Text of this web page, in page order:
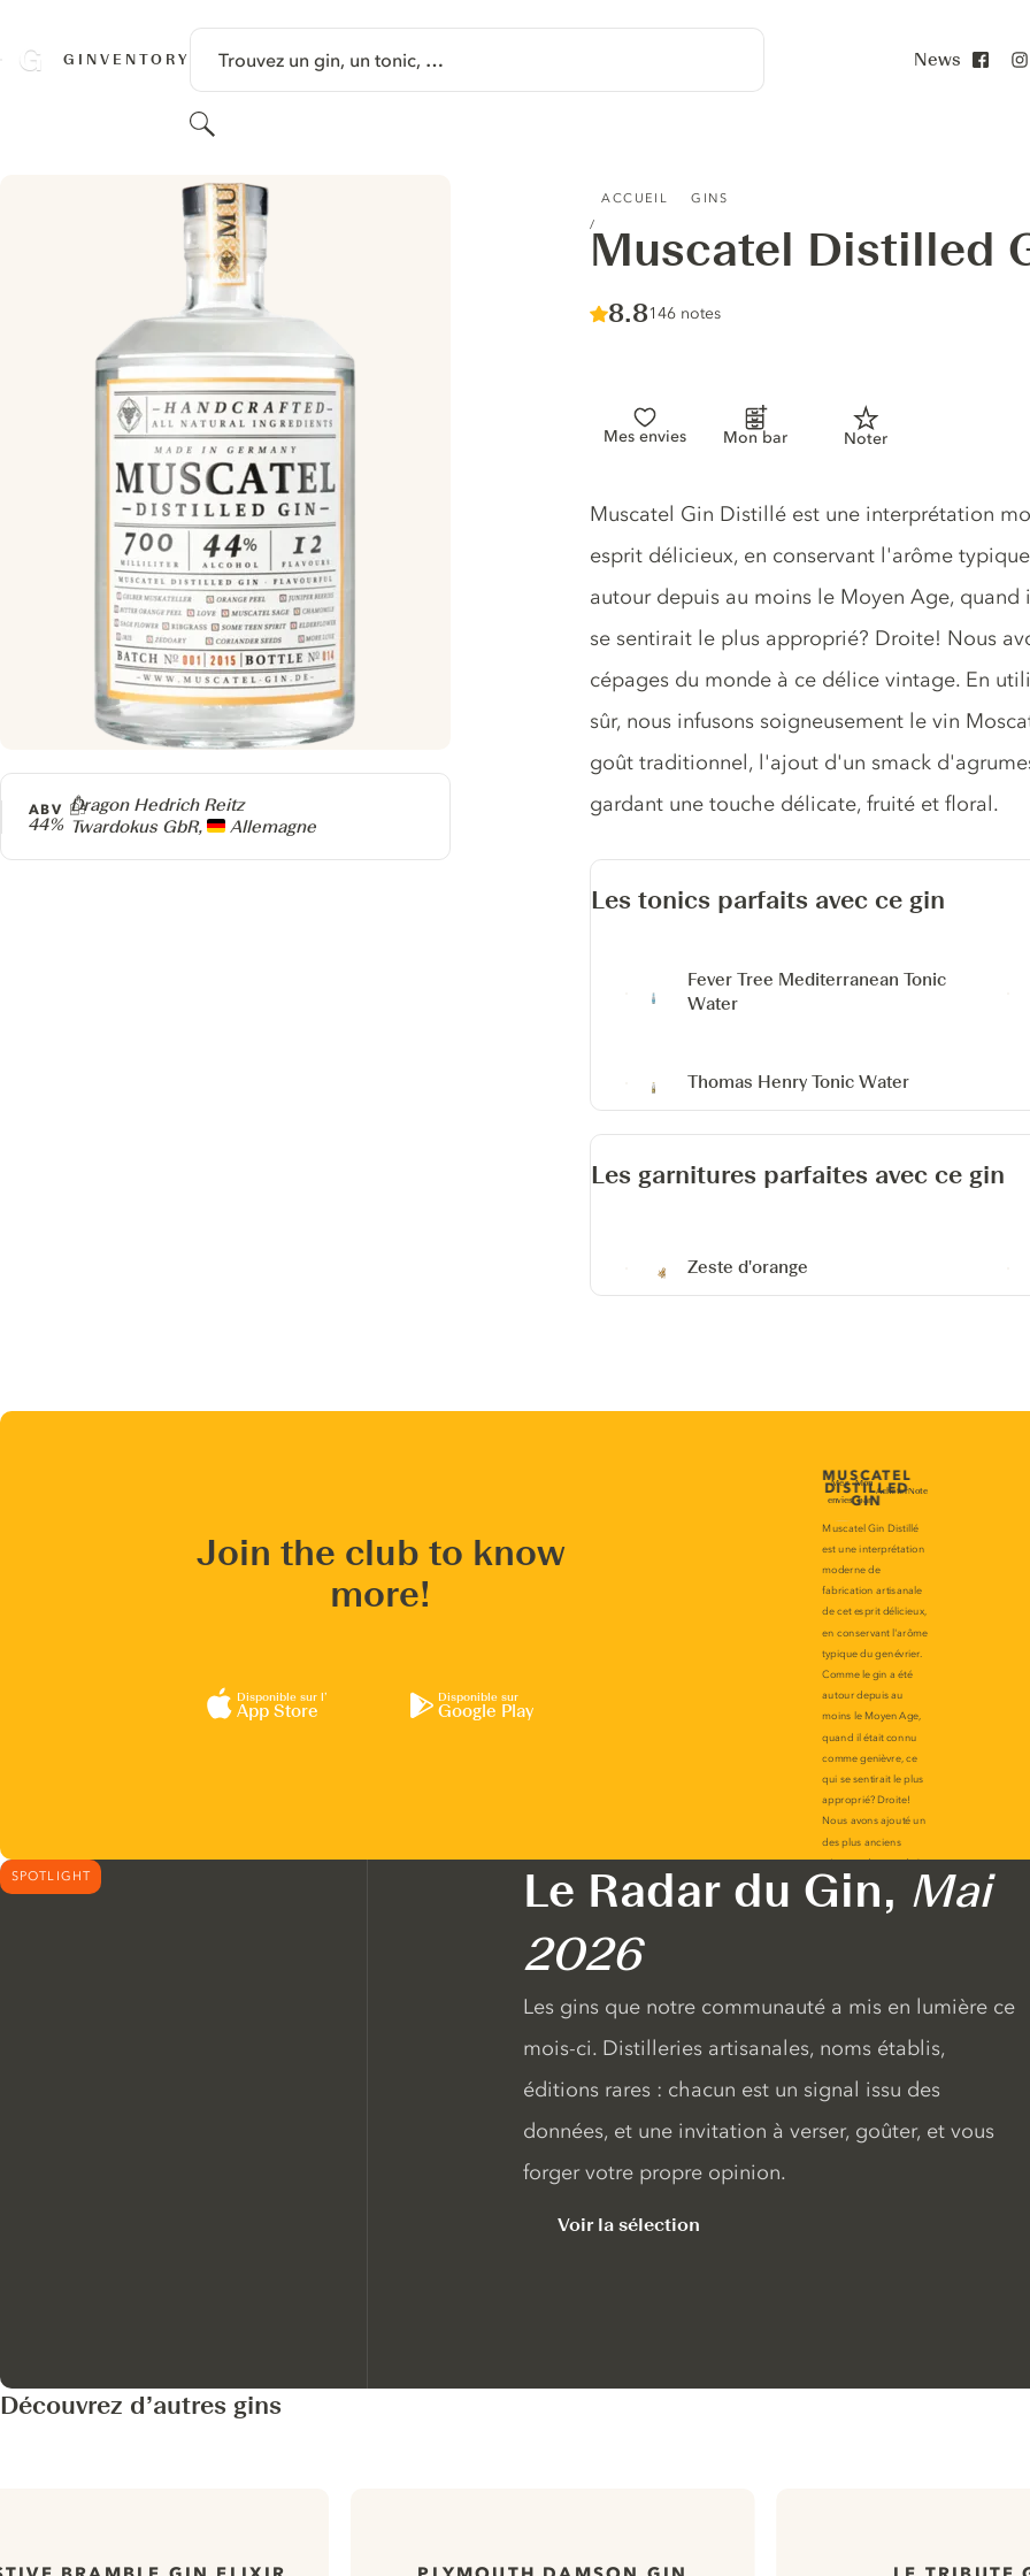
GINVENTORY Trouvez un gin, un tonic, …
Rechercher
News
ACCUEIL GINS
Muscatel Distilled
Score :
8.8/ 10
146 notes
Mes envies Mon bar Noter
Producteur
Dragon Hedrich Reitz
Twardokus GbR,
Allemagne
ABV
44%
Description du gin
Muscatel Gin Distillé est une interprétation
esprit délicieux, en conservant l'arôme
autour depuis au moins le Moyen Age,
se sentirait le plus approprié? Droite! Nous
cépages du monde à ce délice vintage. En
sûr, nous infusons soigneusement le vin
goût traditionnel, l'ajout d'un smack
gardant une touche délicate, fruité et floral.
Les tonics parfaits avec ce gin
Fever Tree Mediterranean Tonic
Water
Thomas Henry Tonic Water
Les garnitures parfaites avec ce gin
Zeste d'orange
Join the club to know
more!
Disponible sur l’
App Store
Disponible sur
Google Play
SPOTLIGHT Le Radar du Gin, Mai
2026
Les gins que notre communauté a mis en lumière ce
mois-ci. Distilleries artisanales, noms établis,
éditions rares : chacun est un signal issu des
données, et une invitation à verser, goûter, et vous
forger votre propre opinion.
Voir la sélection
Découvrez d’autres gins